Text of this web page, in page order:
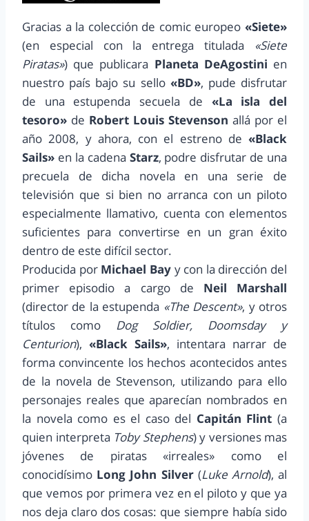
Gracias a la colección de comic europeo «Siete»
(en especial con la entrega titulada «Siete
Piratas») que publicara Planeta DeAgostini en
nuestro país bajo su sello «BD», pude disfrutar
de una estupenda secuela de «La isla del
tesoro» de Robert Louis Stevenson allá por el
año 2008, y ahora, con el estreno de «Black
Sails» en la cadena Starz, podre disfrutar de una
precuela de dicha novela en una serie de
televisión que si bien no arranca con un piloto
especialmente llamativo, cuenta con elementos
suficientes para convertirse en un gran éxito
dentro de este difícil sector.
Producida porMichael Bayy con la dirección del
primer episodio a cargo de Neil Marshall
(director de la estupenda «The Descent», y otros
títulos como Dog Soldier, Doomsday y
Centurion), «Black Sails», intentara narrar de
forma convincente los hechos acontecidos antes
de la novela de Stevenson, utilizando para ello
personajes reales que aparecían nombrados en
la novela como es el caso del Capitán Flint(a
quien interpreta Toby Stephens) y versiones mas
jóvenes de piratas «irreales» como el
conocidísimo Long John Silver(Luke Arnold), al
que vemos por primera vez en el piloto y que ya
nos deja claro dos cosas: que siempre había sido